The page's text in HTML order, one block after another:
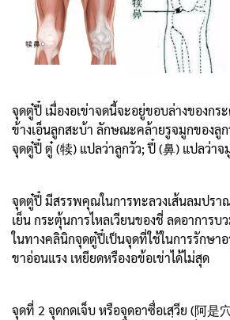
จุดตู๋ปี๋ เมื่องอเข่าจดนี้จะอยู่ขอบล่างของกร
ข้างเอ็นลูกสะบ้า ลักษณะคล้ายรูจมูกของลู
จุดตู๋ปี๋ ตู๋ (犊) แปลว่าลูกวัว; ปี๋ (鼻) แปลว่าจ
จุดตู๋ปี๋ มีสรรพคุณในการทะลวงเส้นลมปรา
เย็น กระตุ้นการไหลเวียนของชี่ ลดอาการบ
ในทางคลินิกจุดตู๋ปี๋เป็นจุดที่ใช้ในการรักษาอ
ขาอ่อนแรง เหยียดหรืองอข้อเข่าได้ไม่สุด
จุดที่ 2 จุดกดเจ็บ หรือจุดอาซื่อเสฺวีย (阿是